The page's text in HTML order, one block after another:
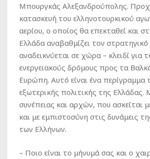
Μπουργκάς Αλεξανδρούπολης.
κατασκευή του ελληνοτουρκικού
αερίου, ο οποίος θα επεκταθεί και
Ελλάδα αναβαθμίζει τον στρατηγικό
αναδεικνύεται σε χώρα – κλειδί για
ενεργειακούς δρόμους προς τα
Ευρώπη. Αυτό είναι ένα περίγραμμα
εξωτερικής πολιτικής της Ελλάδας.
συνέπειας και αρχών, που ασκείται
και με εμπιστοσύνη στις δυνάμεις
των Ελλήνων.
– Ποιο είναι το μήνυμά σας και ο